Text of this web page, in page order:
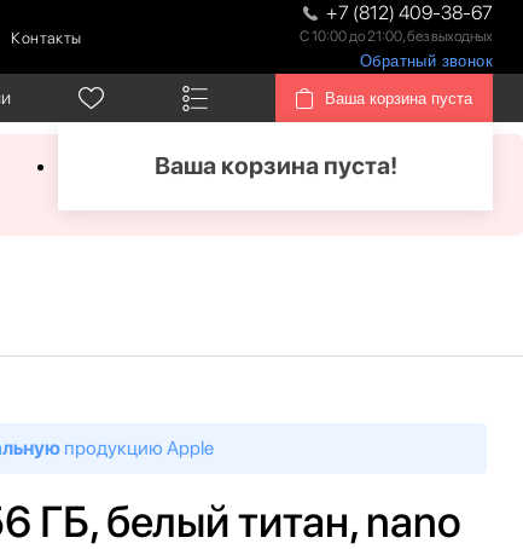
Контакты
+7 (812) 409-38-67
С 10:00 до 21:00, без выходных
Обратный звонок
Ваша корзина пуста
Ваша корзина пуста!
продукцию Apple
ГБ, белый титан, nano